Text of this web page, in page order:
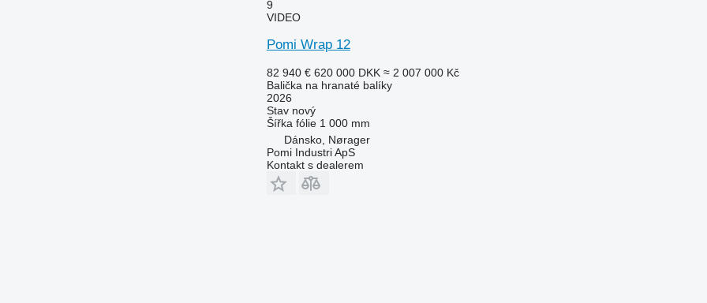
9
VIDEO
Pomi Wrap 12
82 940 € 620 000 DKK ≈ 2 007 000 Kč
Balička na hranaté balíky
2026
Stavnový
Šířka fólie 1 000 mm
Dánsko, Nørager
Pomi Industri ApS
Kontakt s dealerem